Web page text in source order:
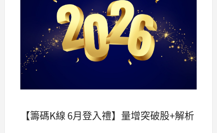
【籌碼K線 6月登入禮】量增突破股+解析